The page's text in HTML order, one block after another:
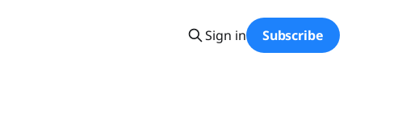
Sign in Subscribe